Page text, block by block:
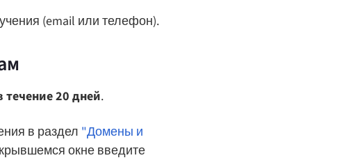
(email или телефон).
течение 20 дней.
в раздел "Домены и
окне введите